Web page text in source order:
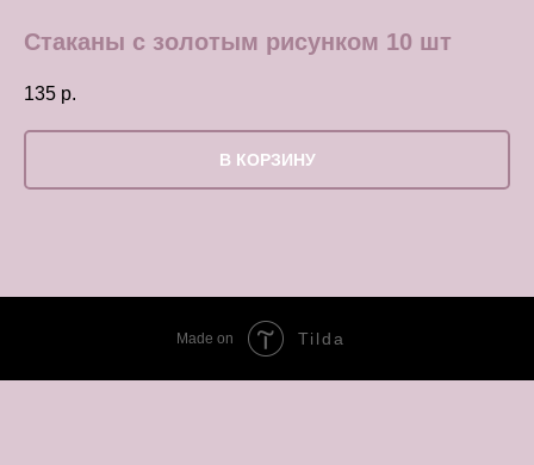
Стаканы с золотым рисунком 10 шт
135 р.
В КОРЗИНУ
Made on Tilda